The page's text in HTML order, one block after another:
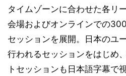
タイムゾーンに合わせた各リ
会場およびオンラインでの
セッションを展開。日本のユ
行われるセッションをはじめ
トセッションも日本語字幕で